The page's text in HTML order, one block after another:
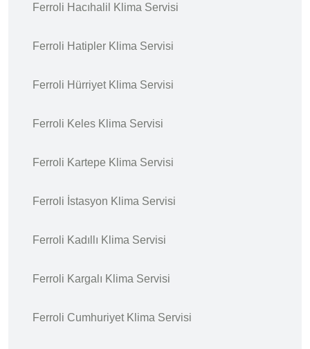
Ferroli Hacıhalil Klima Servisi
Ferroli Hatipler Klima Servisi
Ferroli Hürriyet Klima Servisi
Ferroli Keles Klima Servisi
Ferroli Kartepe Klima Servisi
Ferroli İstasyon Klima Servisi
Ferroli Kadıllı Klima Servisi
Ferroli Kargalı Klima Servisi
Ferroli Cumhuriyet Klima Servisi